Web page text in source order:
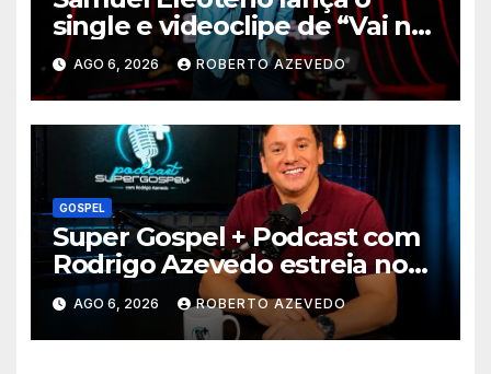
single e videoclipe de “Vai na
Marcha”
AGO 6, 2026 ROBERTO AZEVEDO
GOSPEL
Super Gospel + Podcast com
Rodrigo Azevedo estreia nova
temporada e reúne grandes
nomes da música gospel
brasileira
AGO 6, 2026 ROBERTO AZEVEDO